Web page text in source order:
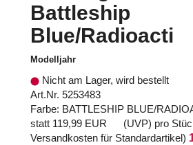
Battleship
Blue/Radioacti
Modelljahr
Nicht am Lager, wird bestellt
Art.Nr. 5253483
Farbe: BATTLESHIP BLUE/
statt 119,99 EUR (UVP) pro
Versandkosten für Standardartikel)